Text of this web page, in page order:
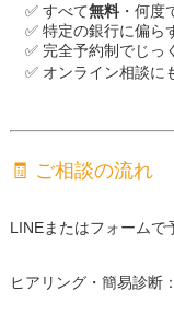
✅ すべて無料・何度
✅ 特定の銀行に偏ら
✅ 完全予約制でじっ
✅ オンライン相談に
🧾 ご相談の流れ
LINEまたはフォームで
ヒアリング・簡易診断